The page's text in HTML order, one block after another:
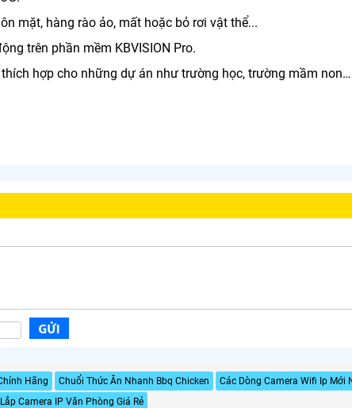
mặt, hàng rào ảo, mất hoặc bỏ rơi vật thể...
trên phần mềm KBVISION Pro.
hợp cho những dự án như trường học, trường mầm non…
Hãng Chuổi Thức Ăn Nhanh Bbq Chicken Các Dòng Camera Wifi Ip Mới
Lắp Camera IP Văn Phòng Giá Rẻ